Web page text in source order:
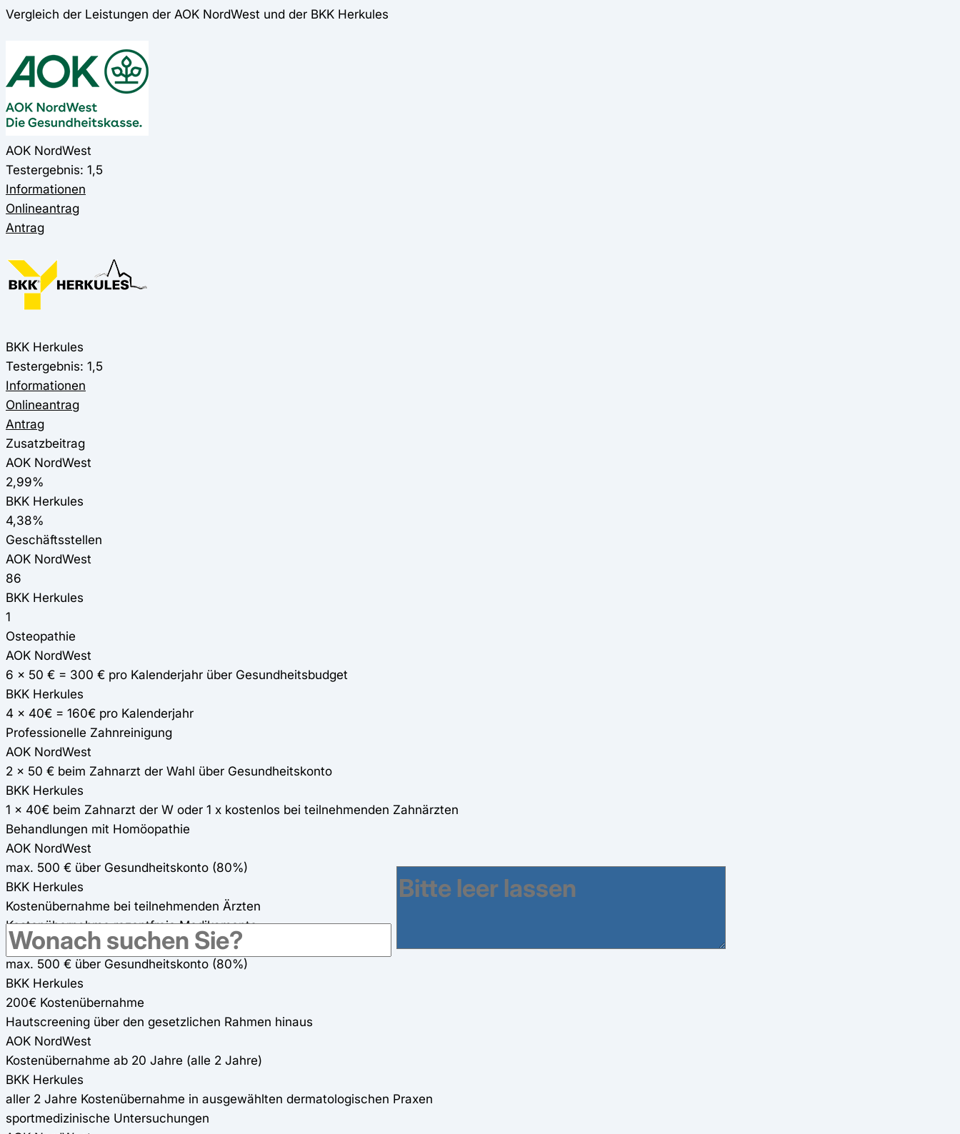
Vergleich der Leistungen der AOK NordWest und der BKK Herkules
AOK NordWest
Testergebnis: 1,5
Informationen
Onlineantrag
Antrag
BKK Herkules
Testergebnis: 1,5
Informationen
Onlineantrag
Antrag
Zusatzbeitrag
AOK NordWest
2,99%
BKK Herkules
4,38%
Geschäftsstellen
AOK NordWest
86
BKK Herkules
1
Osteopathie
AOK NordWest
6 x 50 € = 300 € pro Kalenderjahr über Gesundheitsbudget
BKK Herkules
4 x 40€ = 160€ pro Kalenderjahr
Professionelle Zahnreinigung
AOK NordWest
2 x 50 € beim Zahnarzt der Wahl über Gesundheitskonto
BKK Herkules
1 x 40€ beim Zahnarzt der W oder 1 x kostenlos bei teilnehmenden Zahnärzten
Behandlungen mit Homöopathie
AOK NordWest
max. 500 € über Gesundheitskonto (80%)
BKK Herkules
Kostenübernahme bei teilnehmenden Ärzten
Kostenübernahme rezeptfreie Medikamente
AOK NordWest
max. 500 € über Gesundheitskonto (80%)
BKK Herkules
200€ Kostenübernahme
Hautscreening über den gesetzlichen Rahmen hinaus
AOK NordWest
Kostenübernahme ab 20 Jahre (alle 2 Jahre)
BKK Herkules
aller 2 Jahre Kostenübernahme in ausgewählten dermatologischen Praxen
sportmedizinische Untersuchungen